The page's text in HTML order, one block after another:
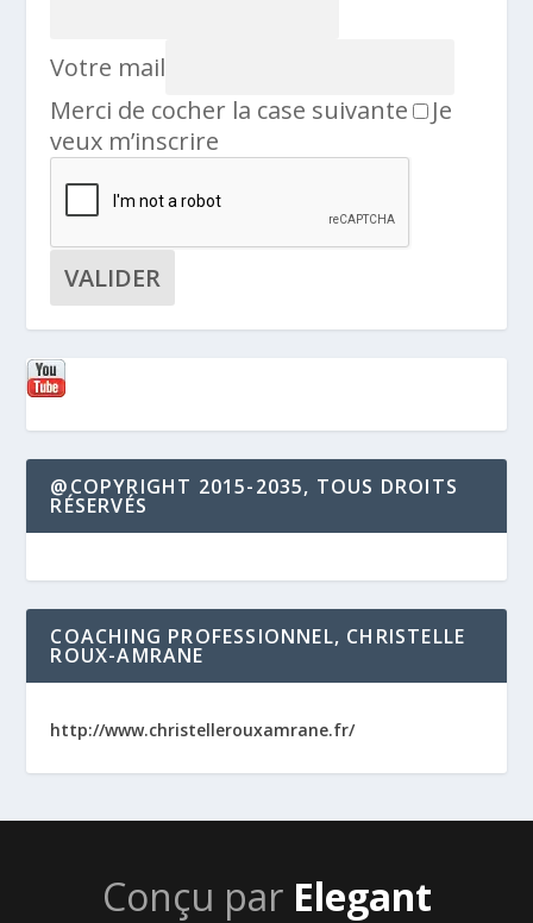
Votre mail
Merci de cocher la case suivante
Je
veux m’inscrire
@COPYRIGHT 2015-2035, TOUS DROITS
RÉSERVÉS
COACHING PROFESSIONNEL, CHRISTELLE
ROUX-AMRANE
http://www.christellerouxamrane.fr/
Conçu par Elegant